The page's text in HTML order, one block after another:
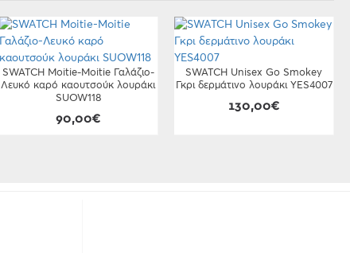
SWATCH Moitie-Moitie Γαλάζιο-
Λευκό καρό καουτσούκ λουράκι
SUOW118
90,00€
SWATCH Unisex Go Smokey
Γκρι δερμάτινο λουράκι YES4007
130,00€